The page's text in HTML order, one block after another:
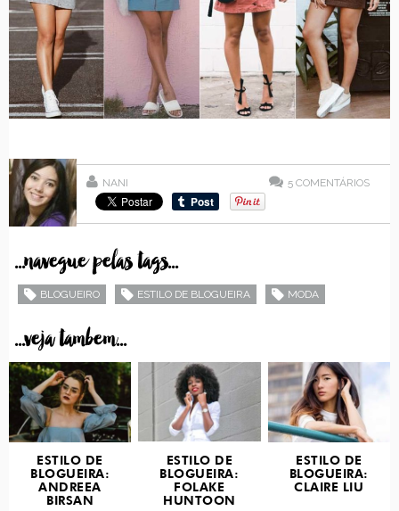
NANI 5 COMENTÁRIOS
...navegue pelas tags...
BLOGUEIRO ESTILO DE BLOGUEIRA MODA
...veja tambem...
ESTILO DE
BLOGUEIRA:
ANDREEA
BIRSAN
ESTILO DE
BLOGUEIRA:
FOLAKE
HUNTOON
ESTILO DE
BLOGUEIRA:
CLAIRE LIU